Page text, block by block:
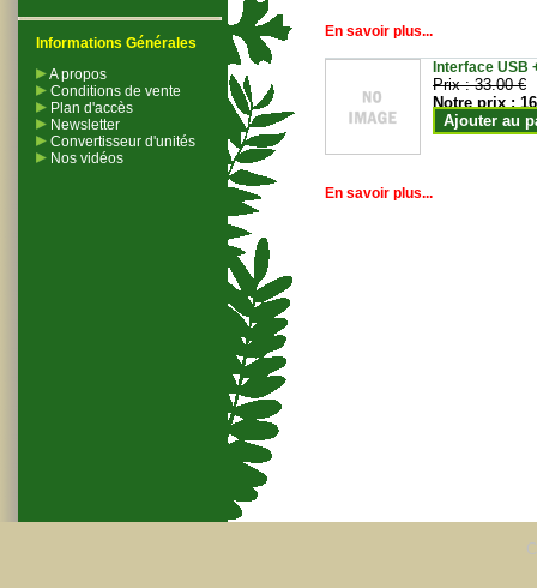
Informations Générales
A propos
Conditions de vente
Plan d'accès
Newsletter
Convertisseur d'unités
Nos vidéos
En savoir plus...
Interface USB
Prix :33.00 €
Notre prix :
Ajouter au
En savoir plus...